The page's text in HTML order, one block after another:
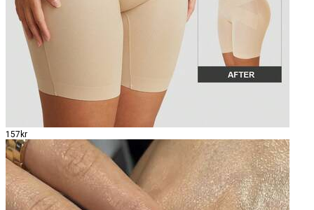
157kr